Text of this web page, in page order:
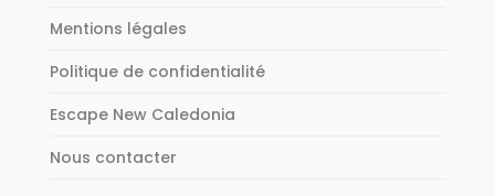
Mentions légales
Politique de confidentialité
Escape New Caledonia
Nous contacter